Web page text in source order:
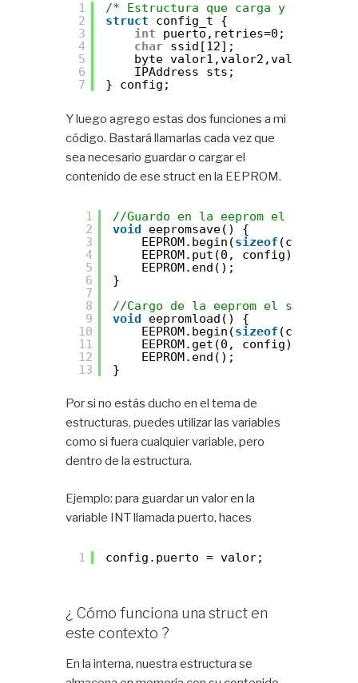
1
2
3
4
5
6
7
/* Estructura que carga y guarda
struct
config_t {
int
puerto,retries=0;
char ssid[12];
byte valor1,valor2,valor3 = 0;
IPAddress sts;
} config;
Y luego agrego estas dos funciones a mi
código. Bastará llamarlas cada vez que
sea necesario guardar o cargar el
contenido de ese struct en la EEPROM.
1
2
3
4
5
6
7
8
9
10
11
12
13
//Guardo en la eeprom el struct
void
eepromsave() {
EEPROM.begin(sizeof (config));
EEPROM.put(0, config);
EEPROM.end();
}
//Cargo de la eeprom el struct
void
eepromload() {
EEPROM.begin(sizeof (config));
EEPROM.get(0, config);
EEPROM.end();
}
Por si no estás ducho en el tema de
estructuras, puedes utilizar las variables
como si fuera cualquier variable, pero
dentro de la estructura.
Ejemplo: para guardar un valor en la
variable INT llamada puerto, haces
1 config.puerto = valor;
¿ Cómo funciona una struct en
este contexto ?
En la interna, nuestra estructura se